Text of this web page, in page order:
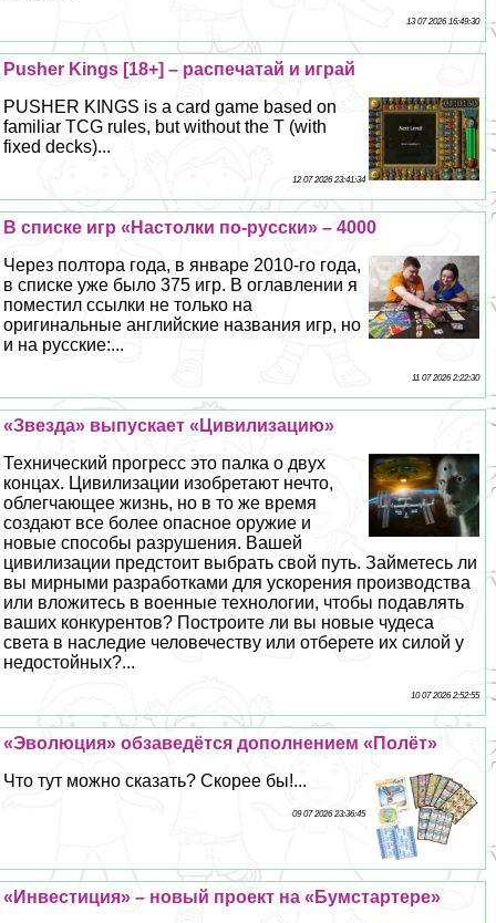
13 07 2026 16:49:30
Pusher Kings [18+] – распечатай и играй
PUSHER KINGS is a card game based on
familiar TCG rules, but without the T (with
fixed decks)...
12 07 2026 23:41:34
В списке игр «Настолки по-русски» – 4000
Через полтора года, в январе 2010-го года,
в списке уже было 375 игр. В оглавлении я
поместил ссылки не только на
оригинальные английские названия игр, но
и на русские:...
11 07 2026 2:22:30
«Звезда» выпускает «Цивилизацию»
Технический прогресс это палка о двух
концах. Цивилизации изобретают нечто,
облегчающее жизнь, но в то же время
создают все более опасное оружие и
новые способы разрушения. Вашей
цивилизации предстоит выбрать свой путь. Займетесь ли
вы мирными разработками для ускорения производства
или вложитесь в военные технологии, чтобы подавлять
ваших конкурентов? Построите ли вы новые чудеса
света в наследие человечеству или отберете их силой у
недостойных?...
10 07 2026 2:52:55
«Эволюция» обзаведётся дополнением «Полёт»
Что тут можно сказать? Скорее бы!...
09 07 2026 23:36:45
«Инвестиция» – новый проект на «Бумстартере»